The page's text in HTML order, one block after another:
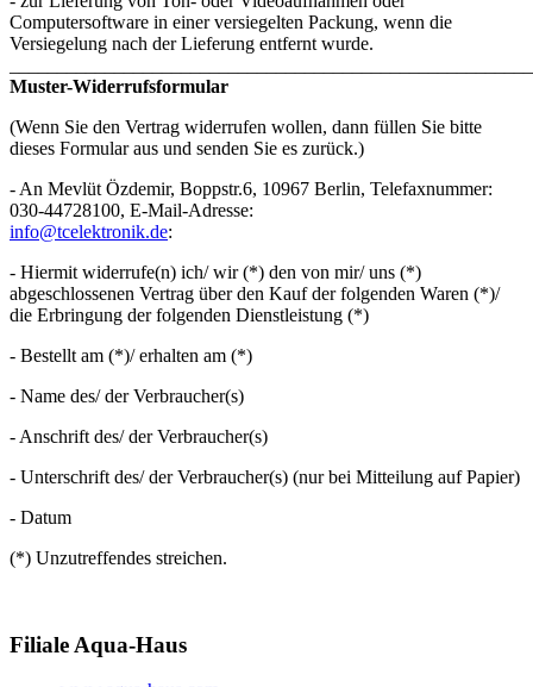
Computersoftware in einer versiegelten Packung, wenn die
Versiegelung nach der Lieferung entfernt wurde.
Muster-Widerrufsformular
(Wenn Sie den Vertrag widerrufen wollen, dann füllen Sie bitte
dieses Formular aus und senden Sie es zurück.)
- An Mevlüt Özdemir, Boppstr.6, 10967 Berlin, Telefaxnummer:
030-44728100, E-Mail-Adresse:
info@tcelektronik.de:
- Hiermit widerrufe(n) ich/ wir (*) den von mir/ uns (*)
abgeschlossenen Vertrag über den Kauf der folgenden Waren (*)/
die Erbringung der folgenden Dienstleistung (*)
- Bestellt am (*)/ erhalten am (*)
- Name des/ der Verbraucher(s)
- Anschrift des/ der Verbraucher(s)
- Unterschrift des/ der Verbraucher(s) (nur bei Mitteilung auf Papier)
- Datum
(*) Unzutreffendes streichen.
Filiale Aqua-Haus